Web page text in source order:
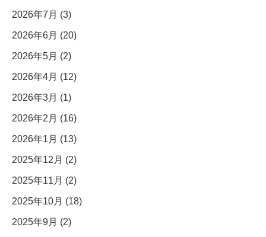
2026年7月 (3)
2026年6月 (20)
2026年5月 (2)
2026年4月 (12)
2026年3月 (1)
2026年2月 (16)
2026年1月 (13)
2025年12月 (2)
2025年11月 (2)
2025年10月 (18)
2025年9月 (2)